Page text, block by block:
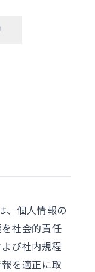
、個人情報の
社会的責任
び社内規程
を適正に取